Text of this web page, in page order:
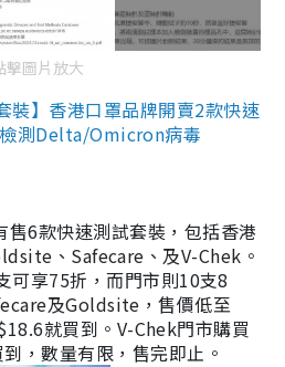
擊圖片放大
裝】香港口罩品牌開賣2款快速
測Delta/Omicron病毒
6款快速測試套裝，包括香港
、Safecare、及V-Chek。
可享75折，而門市則10支8
及Goldsite，售價低至
就買到。V-Chek門市購買
，數量有限，售完即止。